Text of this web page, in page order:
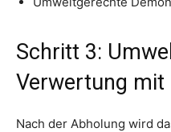
Schritt 3:
Verwertung mit
Nach der Abholung wird